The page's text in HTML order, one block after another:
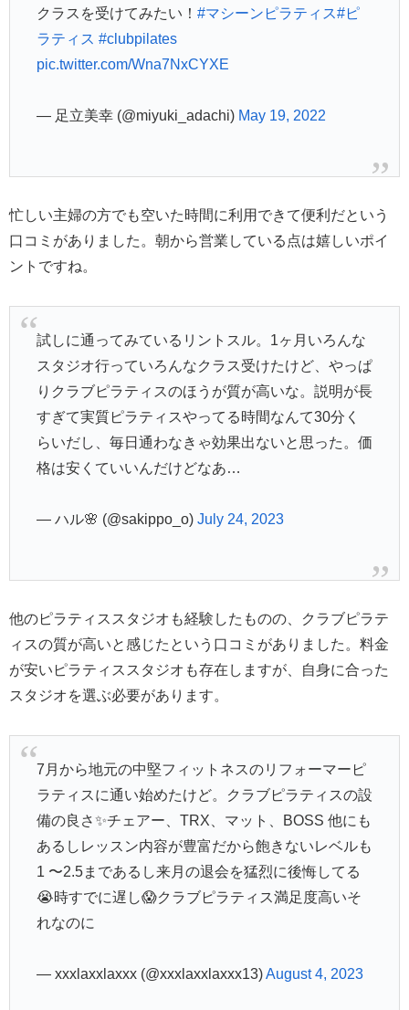
クラスを受けてみたい！ #マシーンピラティス#ピ
ラティス #clubpilates
pic.twitter.com/Wna7NxCYXE
— 足立美幸 (@miyuki_adachi) May 19, 2022
忙しい主婦の方でも空いた時間に利用できて便利だという
口コミがありました。朝から営業している点は嬉しいポイ
ントですね。
試しに通ってみているリントスル。1ヶ月いろんな
スタジオ行っていろんなクラス受けたけど、やっぱ
りクラブピラティスのほうが質が高いな。説明が長
すぎて実質ピラティスやってる時間なんて30分く
らいだし、毎日通わなきゃ効果出ないと思った。価
格は安くていいんだけどなあ…
— ハル🌸 (@sakippo_o) July 24, 2023
他のピラティススタジオも経験したものの、クラブピラテ
ィスの質が高いと感じたという口コミがありました。料金
が安いピラティススタジオも存在しますが、自身に合った
スタジオを選ぶ必要があります。
7月から地元の中堅フィットネスのリフォーマーピ
ラティスに通い始めたけど。クラブピラティスの設
備の良さ✨チェアー、TRX、マット、BOSS 他にも
あるしレッスン内容が豊富だから飽きないレベルも
1 〜2.5まであるし来月の退会を猛烈に後悔してる
😭時すでに遅し😱クラブピラティス満足度高いそ
れなのに
— xxxlaxxlaxxx (@xxxlaxxlaxxx13)August 4, 2023